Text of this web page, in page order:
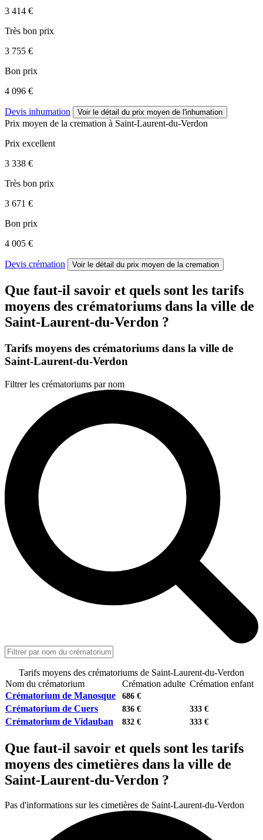
3 414 €
Très bon prix
3 755 €
Bon prix
4 096 €
Devis inhumation Voir le détail du prix moyen de l'inhumation
Prix moyen de la cremation à Saint-Laurent-du-Verdon
Prix excellent
3 338 €
Très bon prix
3 671 €
Bon prix
4 005 €
Devis crémation Voir le détail du prix moyen de la cremation
Que faut-il savoir et quels sont les tarifs
moyens des crématoriums dans la ville de
Saint-Laurent-du-Verdon ?
Tarifs moyens des crématoriums dans la ville de
Saint-Laurent-du-Verdon
Filtrer les crématoriums par nom
Tarifs moyens des crématoriums de Saint-Laurent-du-Verdon
Nom du crématorium
Crémation adulte Crémation enfant
Crématorium de Manosque
686 €
Crématorium de Cuers 836 € 333 €
Crématorium de Vidauban 832 € 333 €
Que faut-il savoir et quels sont les tarifs
moyens des cimetières dans la ville de
Saint-Laurent-du-Verdon ?
Pas d'informations sur les cimetières de Saint-Laurent-du-Verdon